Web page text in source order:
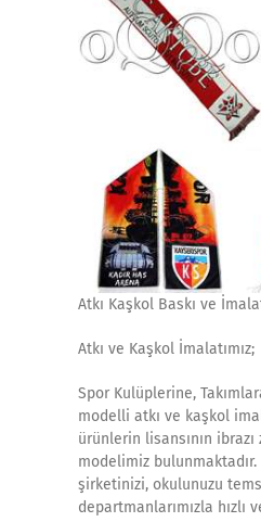
Atkı Kaşkol Baskı ve
Atkı ve Kaşkol İmalatımız;
Spor Kulüplerine,
modelli atkı ve kaşkol
ürünlerin lisansının
modelimiz bulunmaktadır.
şirketinizi, okulunuzu
departmanlarımızla